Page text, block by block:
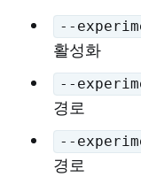
--
활성화
--
경로
--
경로